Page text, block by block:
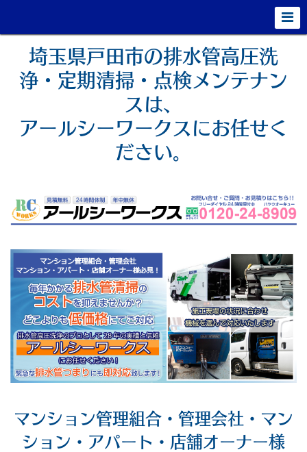
埼玉県戸田市の排水管高圧洗
浄・定期清掃・点検メンテナン
スは、
アールシーワークスにお任せく
ださい。
マンション管理組合・管理会社・マン
ション・アパート・店舗オーナー様